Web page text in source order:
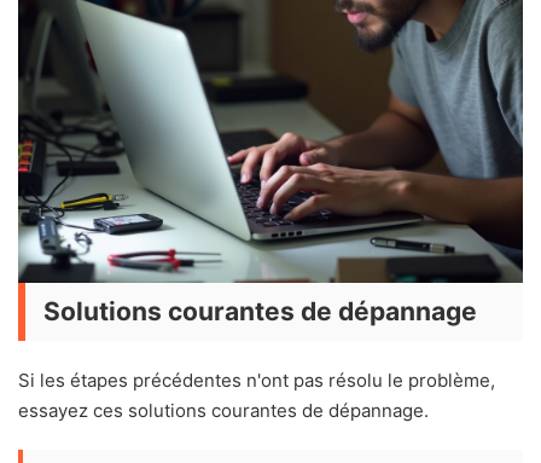
Solutions courantes de dépannage
Si les étapes précédentes n'ont pas résolu le problème,
essayez ces solutions courantes de dépannage.